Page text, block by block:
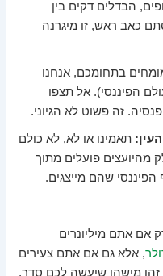
הבדלים דקים בין
כאב ראש, זו מיגרנה
בתחומכם, אנחנו
הפיננסי). אל תצפו
זה פשוט לא הגיוני.
תאמינו או לא, לא כולם
מהיועצים פועלים מתוך
הפיננסי שהם מייצגים.
אם אתם מיליונרים
, אלא גם אם אתם צעירים
זהו מישהו שיעשה לכם סדר,